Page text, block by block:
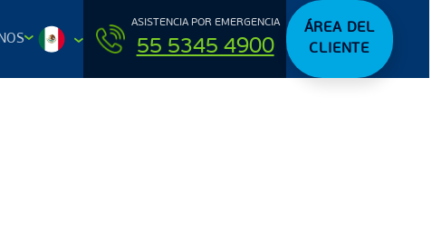
ASISTENCIA POR EMERGENCIA
55 5345 4900
ÁREA DEL
CLIENTE